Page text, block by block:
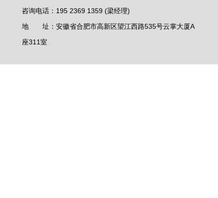
咨询电话：195 2369 1359 (梁经理)
地 址：安徽省合肥市高新区望江西路535号云掌大厦A
座311室